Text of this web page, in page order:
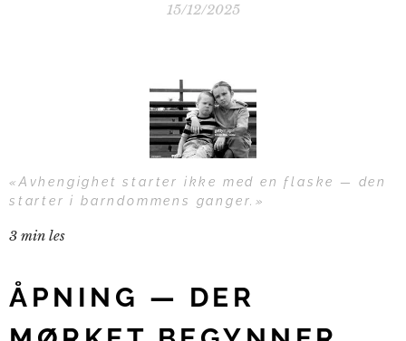
15/12/2025
«Avhengighet starter ikke med en flaske — den
starter i barndommens ganger.»
3 min les
ÅPNING — DER